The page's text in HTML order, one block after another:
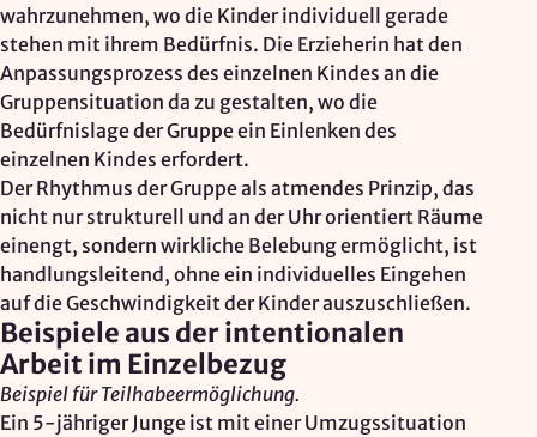
wahrzunehmen, wo die Kinder individuell gerade
stehen mit ihrem Bedürfnis. Die Erzieherin hat den
Anpassungsprozess des einzelnen Kindes an die
Gruppensituation da zu gestalten, wo die
Bedürfnislage der Gruppe ein Einlenken des
einzelnen Kindes erfordert.
Der Rhythmus der Gruppe als atmendes Prinzip, das
nicht nur strukturell und an der Uhr orientiert Räume
einengt, sondern wirkliche Belebung ermöglicht, ist
handlungsleitend, ohne ein individuelles Eingehen
auf die Geschwindigkeit der Kinder auszuschließen.
Beispiele aus der intentionalen
Arbeit im Einzelbezug
Beispiel für Teilhabeermöglichung.
Ein 5-jähriger Junge ist mit einer Umzugssituation